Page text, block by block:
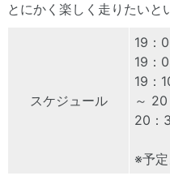
とにかく楽しく走りたいと
スケジュール
19
19
19
～
20
※予